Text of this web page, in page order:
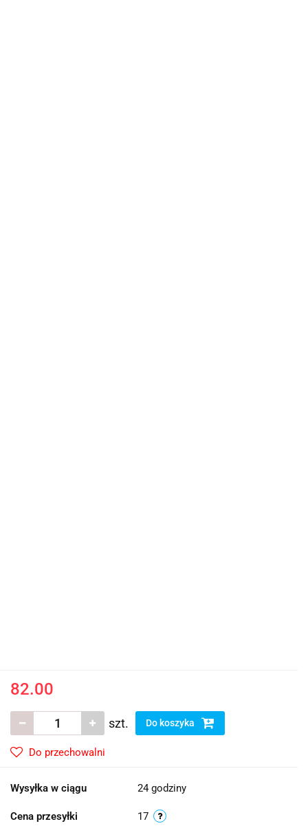
82.00
szt. Do koszyka
Do przechowalni
Wysyłka w ciągu 24 godziny
Cena przesyłki 17